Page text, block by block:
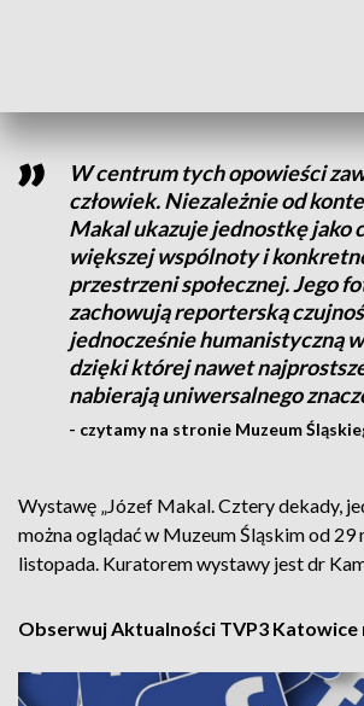
W centrum tych opowieści
człowiek. Niezależnie od
Makal ukazuje jednostkę jako
większej wspólnoty i
przestrzeni społecznej. Jego
zachowują reporterską
jednocześnie humanistyczną
dzięki której nawet
nabierają uniwersalnego
- czytamy na stronie Muzeum
Wystawę „Józef Makal. Cztery dekady,
można oglądać w Muzeum Śląskim od 29
listopada. Kuratorem wystawy jest dr
Obserwuj Aktualności TVP3 Katowice